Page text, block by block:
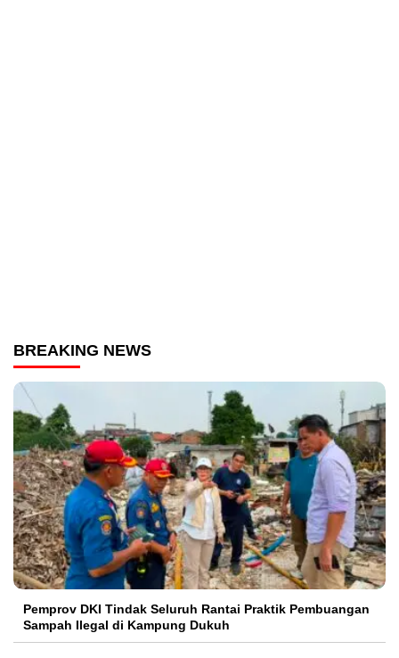
BREAKING NEWS
Pemprov DKI Tindak Seluruh Rantai Praktik Pembuangan
Sampah Ilegal di Kampung Dukuh